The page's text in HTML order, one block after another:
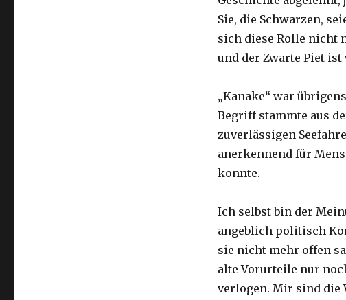
Sie, die Schwarzen,
sich diese Rolle nicht
und der Zwarte Piet
„Kanake“ war
Begriff stammte aus
zuverlässigen
anerkennend für
konnte.
Ich selbst bin der
angeblich politisch
sie nicht mehr offen
alte Vorurteile nur
verlogen. Mir sind die